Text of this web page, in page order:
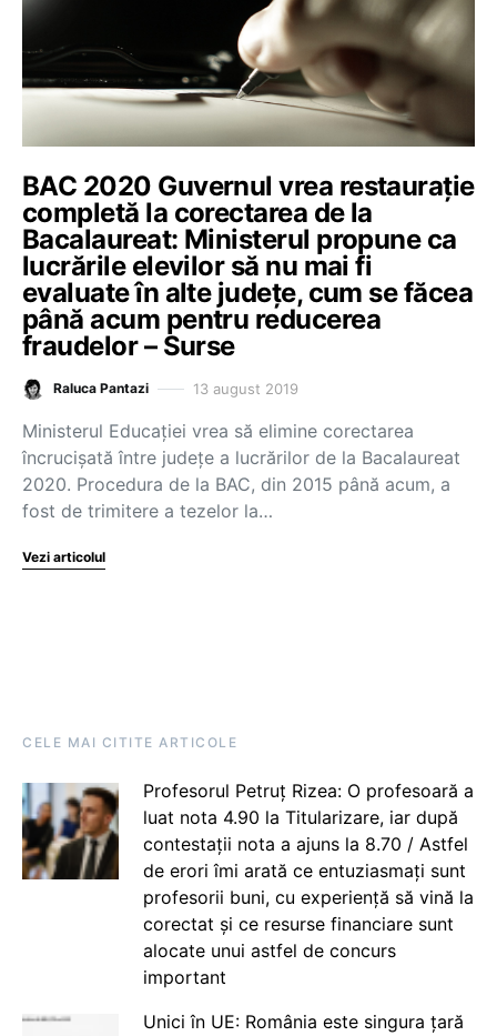
BAC 2020 Guvernul vrea restaurație
completă la corectarea de la
Bacalaureat: Ministerul propune ca
lucrările elevilor să nu mai fi
evaluate în alte județe, cum se făcea
până acum pentru reducerea
fraudelor – Surse
Raluca Pantazi 13 august 2019
Ministerul Educației vrea să elimine corectarea
încrucișată între județe a lucrărilor de la Bacalaureat
2020. Procedura de la BAC, din 2015 până acum, a
fost de trimitere a tezelor la…
Vezi articolul
CELE MAI CITITE ARTICOLE
Profesorul Petruț Rizea: O profesoară a
luat nota 4.90 la Titularizare, iar după
contestații nota a ajuns la 8.70 / Astfel
de erori îmi arată ce entuziasmați sunt
profesorii buni, cu experiență să vină la
corectat și ce resurse financiare sunt
alocate unui astfel de concurs
important
Unici în UE: România este singura țară